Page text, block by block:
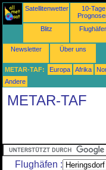
Satellitenwetter
10-Tage
Blitz
Newsletter Über uns
METAR-TAF: Europa Afrika
Andere
METAR-TAF
Flughäfen :